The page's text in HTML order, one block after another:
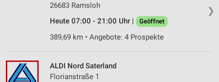
❯
26683 Ramsloh
Heute 07:00 - 21:00 Uhr |
Geöffnet
389,69 km • Angebote: 4 Prospekte
ALDI Nord Saterland
Florianstraße 1